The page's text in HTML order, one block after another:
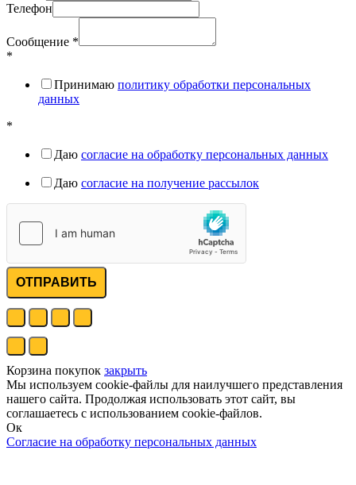
Телефон
Сообщение *
*
Принимаю политику обработки персональных
данных
*
Даю согласие на обработку персональных данных
Даю согласие на получение рассылок
ОТПРАВИТЬ
Корзина покупок закрыть
Мы используем cookie-файлы для наилучшего представления
нашего сайта. Продолжая использовать этот сайт, вы
соглашаетесь с использованием cookie-файлов.
Ок
Согласие на обработку персональных данных